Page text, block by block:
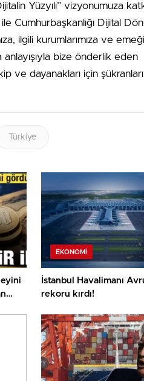
Yüzyılı” vizyonumuza
Cumhurbaşkanlığı Dijital
ilgili kurumlarımıza ve
bize önderlik eden
ve dayanakları için
Türkiye
EKONOMI
İstanbul Havalimanı
rekoru kırdı!